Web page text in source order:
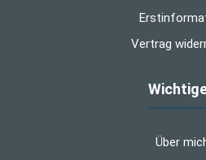
Vertrag
Über